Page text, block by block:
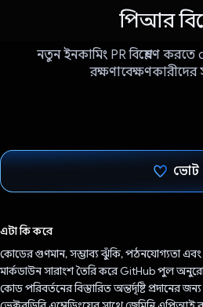
পিআর
নতুন ইনকামিং PR বিশ্লেষণ
রক্ষণাবেক্ষণকারীদের
ভোট
এটা কি করে
কোডের গুণমান, সম্ভাব্য ঝুঁকি, পঠনযোগ্যতা এবং
মার্কডাউন সারাংশ তৈরি করে GitHub পুল
কোড পরিবর্তনের বিস্তারিত অন্তর্দৃষ্টি প্রদানের